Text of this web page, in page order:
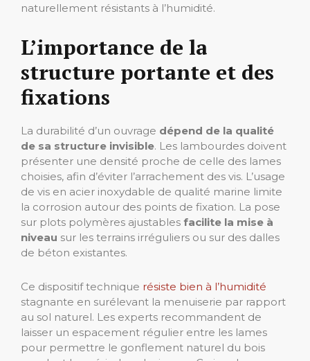
naturellement résistants à l’humidité.
L’importance de la
structure portante et des
fixations
La durabilité d’un ouvrage dépend de la qualité
de sa structure invisible. Les lambourdes doivent
présenter une densité proche de celle des lames
choisies, afin d’éviter l’arrachement des vis. L’usage
de vis en acier inoxydable de qualité marine limite
la corrosion autour des points de fixation. La pose
sur plots polymères ajustables facilite la mise à
niveau sur les terrains irréguliers ou sur des dalles
de béton existantes.
Ce dispositif technique résiste bien à l’humidité
stagnante en surélevant la menuiserie par rapport
au sol naturel. Les experts recommandent de
laisser un espacement régulier entre les lames
pour permettre le gonflement naturel du bois